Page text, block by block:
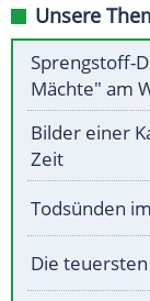
Unsere
Sprengstoff-
Mächte" am
Bilder einer
Zeit
Todsünden
Die